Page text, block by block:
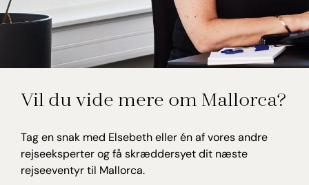
Elsebeth Thomsen
Vil du vide mere om Mallorca?
Tag en snak med Elsebeth eller én af vores andre
rejseeksperter og få skræddersyet dit næste
rejseeventyr til Mallorca.